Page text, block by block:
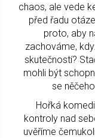
chaos, ale vede
před řadu
proto, aby
zachováme,
skutečností?
mohli být
se
Hořká
kontroly nad
uvěříme